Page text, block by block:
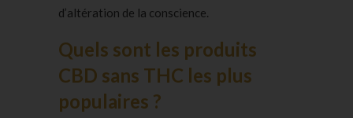
d’altération de la conscience.
Quels sont les produits
CBD sans THC les plus
populaires ?